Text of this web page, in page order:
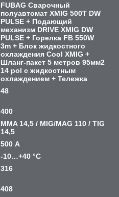
FUBAG Сварочный
полуавтомат XMIG 500T DW
PULSE + Подающий
механизм DRIVE XMIG DW
PULSE + Горелка FB 550W
3m + Блок жидкостного
охлаждения Cool XMIG +
Шланг-пакет 5 метров 95мм2
14 pol с жидкостным
охлаждением + Тележка
48
400
MMA 14,5 / MIG/MAG 110 / TIG
14,5
500 А
-10…+40 °С
316
408